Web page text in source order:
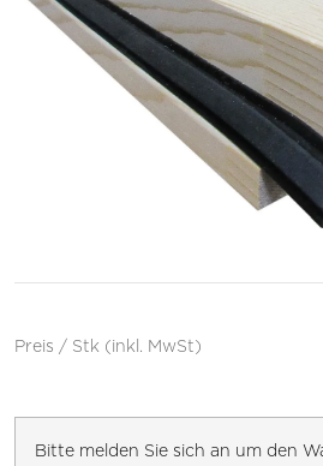
Preis / Stk (inkl. MwSt)
Bitte melden Sie sich an um den